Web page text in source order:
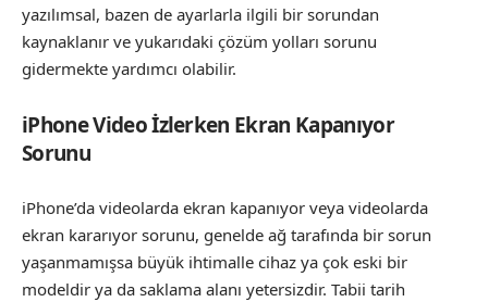
yazılımsal, bazen de ayarlarla ilgili bir sorundan
kaynaklanır ve yukarıdaki çözüm yolları sorunu
gidermekte yardımcı olabilir.
iPhone Video İzlerken Ekran Kapanıyor
Sorunu
iPhone’da videolarda ekran kapanıyor veya videolarda
ekran kararıyor sorunu, genelde ağ tarafında bir sorun
yaşanmamışsa büyük ihtimalle cihaz ya çok eski bir
modeldir ya da saklama alanı yetersizdir. Tabii tarih